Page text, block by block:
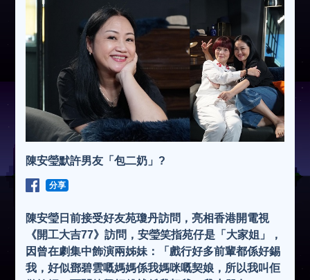
陳安瑩默許男友「包二奶」?
分享
陳安瑩日前接受好友苑瓊丹訪問，亮相香港開電視
《開工大吉77》訪問，安瑩笑指苑仔是「大家姐」，
因曾在劇集中飾演兩姊妹：「戲行好多前輩都係好錫
我，好似鄧碧雲嘅媽媽係我媽咪嘅契娘，所以我叫佢